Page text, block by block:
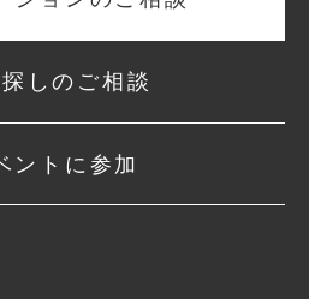
しのご相談
ントに参加